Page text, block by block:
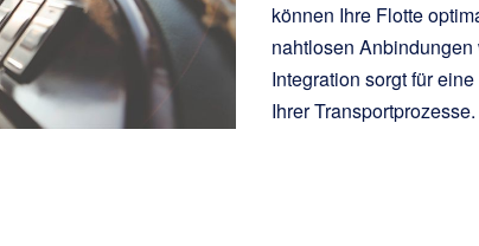
können Ihre Flotte
nahtlosen
Integration sorgt für
Ihrer Transportprozesse.